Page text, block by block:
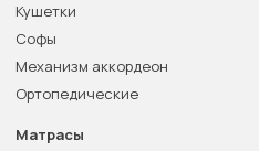
Кушетки
Софы
Механизм аккордеон
Ортопедические
Матрасы